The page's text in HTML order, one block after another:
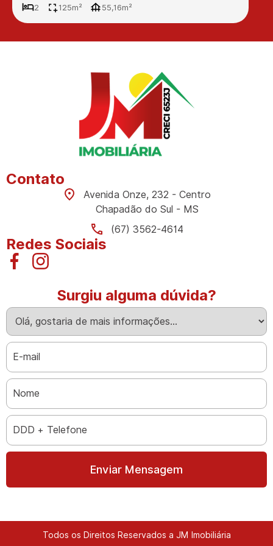
2 125m² 55,16m²
Contato
Avenida Onze, 232 - Centro
Chapadão do Sul - MS
(67) 3562-4614
Redes Sociais
Surgiu alguma dúvida?
Enviar Mensagem
Todos os Direitos Reservados a JM Imobiliária